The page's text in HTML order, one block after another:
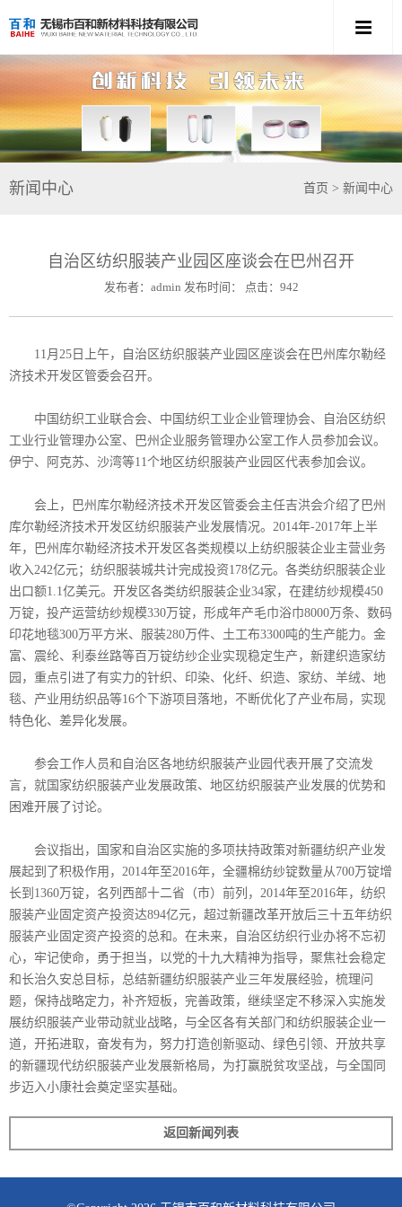
新闻中心 首页 > 新闻中心
自治区纺织服装产业园区座谈会在巴州召开
发布者：admin 发布时间： 点击：942
11月25日上午，自治区纺织服装产业园区座谈会在巴州库尔勒经
济技术开发区管委会召开。
中国纺织工业联合会、中国纺织工业企业管理协会、自治区纺织
工业行业管理办公室、巴州企业服务管理办公室工作人员参加会议。
伊宁、阿克苏、沙湾等11个地区纺织服装产业园区代表参加会议。
会上，巴州库尔勒经济技术开发区管委会主任吉洪会介绍了巴州
库尔勒经济技术开发区纺织服装产业发展情况。2014年-2017年上半
年，巴州库尔勒经济技术开发区各类规模以上纺织服装企业主营业务
收入242亿元；纺织服装城共计完成投资178亿元。各类纺织服装企业
出口额1.1亿美元。开发区各类纺织服装企业34家，在建纺纱规模450
万锭，投产运营纺纱规模330万锭，形成年产毛巾浴巾8000万条、数码
印花地毯300万平方米、服装280万件、土工布3300吨的生产能力。金
富、震纶、利泰丝路等百万锭纺纱企业实现稳定生产，新建织造家纺
园，重点引进了有实力的针织、印染、化纤、织造、家纺、羊绒、地
毯、产业用纺织品等16个下游项目落地，不断优化了产业布局，实现
特色化、差异化发展。
参会工作人员和自治区各地纺织服装产业园代表开展了交流发
言，就国家纺织服装产业发展政策、地区纺织服装产业发展的优势和
困难开展了讨论。
会议指出，国家和自治区实施的多项扶持政策对新疆纺织产业发
展起到了积极作用，2014年至2016年，全疆棉纺纱锭数量从700万锭增
长到1360万锭，名列西部十二省（市）前列，2014年至2016年，纺织
服装产业固定资产投资达894亿元，超过新疆改革开放后三十五年纺织
服装产业固定资产投资的总和。在未来，自治区纺织行业办将不忘初
心，牢记使命，勇于担当，以党的十九大精神为指导，聚焦社会稳定
和长治久安总目标，总结新疆纺织服装产业三年发展经验，梳理问
题，保持战略定力，补齐短板，完善政策，继续坚定不移深入实施发
展纺织服装产业带动就业战略，与全区各有关部门和纺织服装企业一
道，开拓进取，奋发有为，努力打造创新驱动、绿色引领、开放共享
的新疆现代纺织服装产业发展新格局，为打赢脱贫攻坚战，与全国同
步迈入小康社会奠定坚实基础。
返回新闻列表